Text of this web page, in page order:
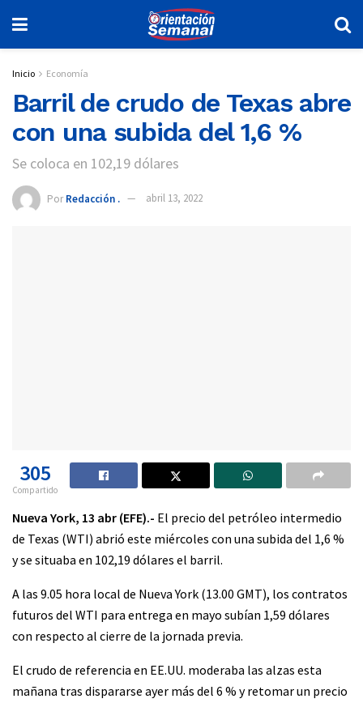
Inicio Economía
Barril de crudo de Texas abre
con una subida del 1,6 %
Se coloca en 102,19 dólares
Por Redacción . abril 13, 2022
305
Compartido
Nueva York, 13 abr (EFE).- El precio del petróleo intermedio
de Texas (WTI) abrió este miércoles con una subida del 1,6 %
y se situaba en 102,19 dólares el barril.
A las 9.05 hora local de Nueva York (13.00 GMT), los contratos
futuros del WTI para entrega en mayo subían 1,59 dólares
con respecto al cierre de la jornada previa.
El crudo de referencia en EE.UU. moderaba las alzas esta
mañana tras dispararse ayer más del 6 % y retomar un precio